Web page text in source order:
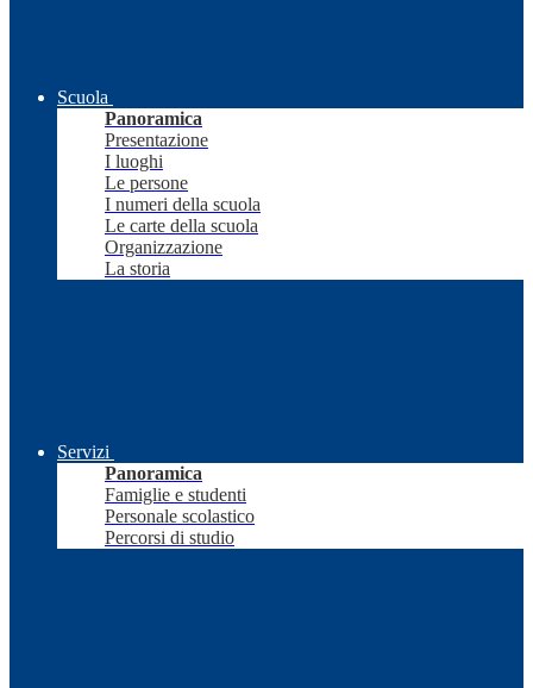
Scuola
Panoramica
Presentazione
I luoghi
Le persone
I numeri della scuola
Le carte della scuola
Organizzazione
La storia
Servizi
Panoramica
Famiglie e studenti
Personale scolastico
Percorsi di studio